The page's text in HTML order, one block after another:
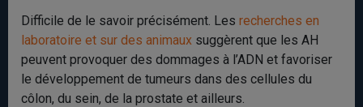
Difficile de le savoir précisément. Les recherches en
laboratoire et sur des animaux suggèrent que les AH
peuvent provoquer des dommages à l’ADN et favoriser
le développement de tumeurs dans des cellules du
côlon, du sein, de la prostate et ailleurs.